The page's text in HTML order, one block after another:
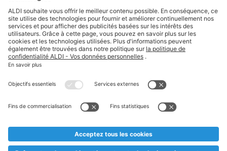
Suivez ALDI Belgique
Textes marqués d'un astérisque et mentions légales
* Nous vendons ces articles temporairement et jusqu'à
au cas où, malgré le planning bien étudié, nous serions
prématurément en rupture de stock. Prix Recupel et TVA incl.
** Sur ce site, l’utilisation de la forme masculine a été adoptée